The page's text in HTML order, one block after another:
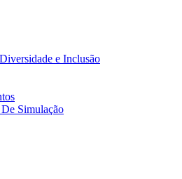
e Inclusão
Simulação